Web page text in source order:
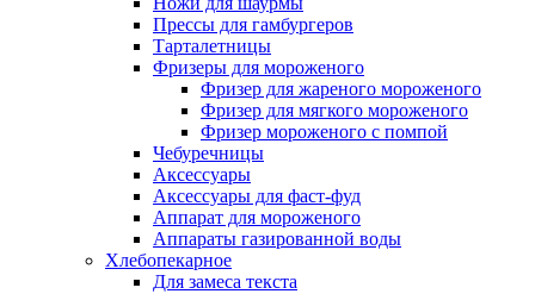
Прессы для гамбургеров
Тарталетницы
Фризеры для мороженого
Фризер для жареного мороженого
Фризер для мягкого мороженого
Фризер мороженого с помпой
Чебуречницы
Аксессуары
Аксессуары для фаст-фуд
Аппарат для мороженого
Аппараты газированной воды
Хлебопекарное
Для замеса текста